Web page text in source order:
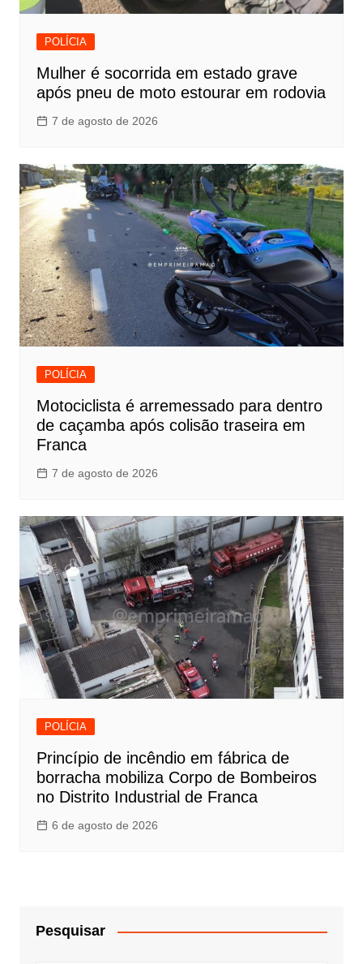
POLÍCIA
Mulher é socorrida em estado grave
após pneu de moto estourar em rodovia
7 de agosto de 2026
POLÍCIA
Motociclista é arremessado para dentro
de caçamba após colisão traseira em
Franca
7 de agosto de 2026
POLÍCIA
Princípio de incêndio em fábrica de
borracha mobiliza Corpo de Bombeiros
no Distrito Industrial de Franca
6 de agosto de 2026
Pesquisar